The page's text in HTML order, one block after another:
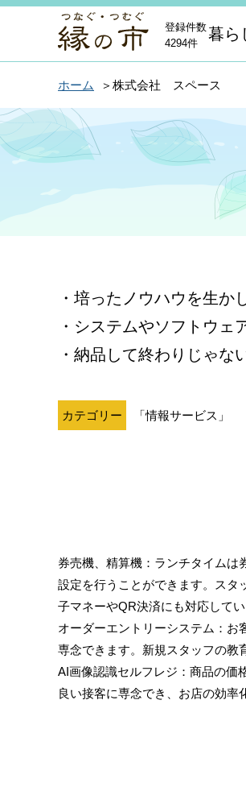
登録件数
4294件
暮ら
ホーム 株式会社 スペース
・培ったノウハウを生か
・システムやソフトウェ
・納品して終わりじゃな
カテゴリー 「情報サービス」
券売機、精算機：ランチタイムは
設定を行うことができます。スタ
子マネーやQR決済にも対応してい
オーダーエントリーシステム：お
専念できます。新規スタッフの教
AI画像認識セルフレジ：商品の価
良い接客に専念でき、お店の効率